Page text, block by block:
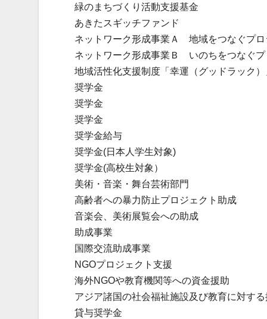
緑のまちづくり活動支援基金
あきたスギッチファンド
ネットワーク形成事業Ａ 地域をつなぐプロ
ネットワーク形成事業Ｂ いのちをつなぐプ
地域活性化支援制度「幸運（グッドラック）
奨学金
奨学金
奨学金
奨学金給与
奨学金(日本人学生対象)
奨学金(高校生対象）
美術・音楽・舞台芸術部門
高齢者への暴力防止プロジェクト助成
音楽会、美術展覧会への助成
助成事業
国際交流助成事業
NGOプロジェクト支援
海外NGOや教育機関等への資金援助
アジア諸国の社会福祉施設及び教育に対す
貸与奨学金